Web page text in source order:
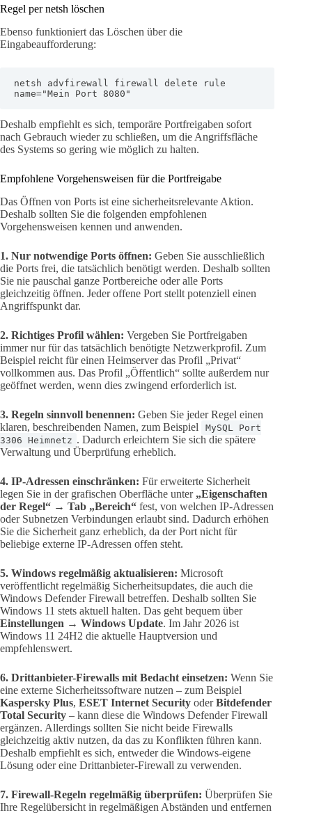
Regel per netsh löschen
Ebenso funktioniert das Löschen über die
Eingabeaufforderung:
netsh advfirewall firewall delete rule
name="Mein Port 8080"
Deshalb empfiehlt es sich, temporäre Portfreigaben sofort
nach Gebrauch wieder zu schließen, um die Angriffsfläche
des Systems so gering wie möglich zu halten.
Empfohlene Vorgehensweisen für die Portfreigabe
Das Öffnen von Ports ist eine sicherheitsrelevante Aktion.
Deshalb sollten Sie die folgenden empfohlenen
Vorgehensweisen kennen und anwenden.
1. Nur notwendige Ports öffnen: Geben Sie ausschließlich
die Ports frei, die tatsächlich benötigt werden. Deshalb sollten
Sie nie pauschal ganze Portbereiche oder alle Ports
gleichzeitig öffnen. Jeder offene Port stellt potenziell einen
Angriffspunkt dar.
2. Richtiges Profil wählen: Vergeben Sie Portfreigaben
immer nur für das tatsächlich benötigte Netzwerkprofil. Zum
Beispiel reicht für einen Heimserver das Profil „Privat“
vollkommen aus. Das Profil „Öffentlich“ sollte außerdem nur
geöffnet werden, wenn dies zwingend erforderlich ist.
3. Regeln sinnvoll benennen: Geben Sie jeder Regel einen
klaren, beschreibenden Namen, zum Beispiel
MySQL Port
3306 Heimnetz . Dadurch erleichtern Sie sich die spätere
Verwaltung und Überprüfung erheblich.
4. IP-Adressen einschränken: Für erweiterte Sicherheit
legen Sie in der grafischen Oberfläche unter „Eigenschaften
der Regel“ → Tab „Bereich“ fest, von welchen IP-Adressen
oder Subnetzen Verbindungen erlaubt sind. Dadurch erhöhen
Sie die Sicherheit ganz erheblich, da der Port nicht für
beliebige externe IP-Adressen offen steht.
5. Windows regelmäßig aktualisieren: Microsoft
veröffentlicht regelmäßig Sicherheitsupdates, die auch die
Windows Defender Firewall betreffen. Deshalb sollten Sie
Windows 11 stets aktuell halten. Das geht bequem über
Einstellungen → Windows Update. Im Jahr 2026 ist
Windows 11 24H2 die aktuelle Hauptversion und
empfehlenswert.
6. Drittanbieter-Firewalls mit Bedacht einsetzen: Wenn Sie
eine externe Sicherheitssoftware nutzen – zum Beispiel
Kaspersky Plus, ESET Internet Security oderBitdefender
Total Security – kann diese die Windows Defender Firewall
ergänzen. Allerdings sollten Sie nicht beide Firewalls
gleichzeitig aktiv nutzen, da das zu Konflikten führen kann.
Deshalb empfiehlt es sich, entweder die Windows-eigene
Lösung oder eine Drittanbieter-Firewall zu verwenden.
7. Firewall-Regeln regelmäßig überprüfen: Überprüfen Sie
Ihre Regelübersicht in regelmäßigen Abständen und entfernen